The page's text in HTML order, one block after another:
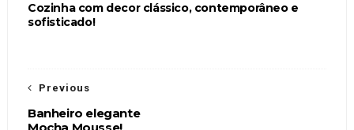
Cozinha com decor clássico, contemporâneo e
sofisticado!
Previous
Banheiro elegante